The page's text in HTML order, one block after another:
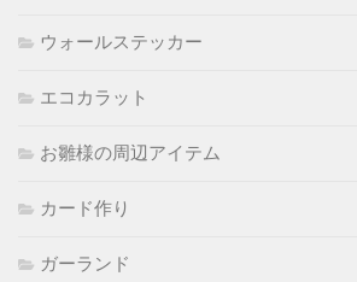
ウォールステッカー
エコカラット
お雛様の周辺アイテム
カード作り
ガーランド